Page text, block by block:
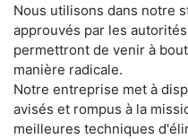
Nous utilisons dans notre
approuvés par les
permettront de venir à
manière radicale.
Notre entreprise met à
avisés et rompus à la
meilleures techniques